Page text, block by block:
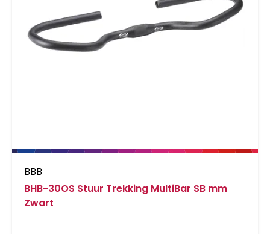
BBB
BHB-30OS Stuur Trekking MultiBar SB mm
Zwart